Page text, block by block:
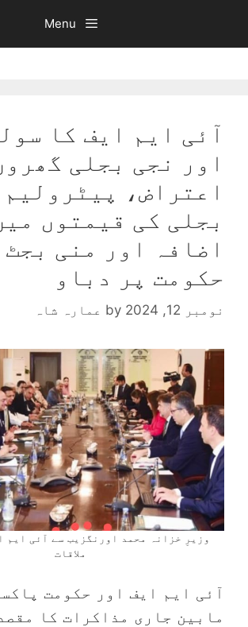
content
Menu
آئی ایم ایف کا
اور نجی بجلی
اعتراض، پیٹرولیم
بجلی کی قیمتوں
اضافہ اور منی بجٹ
حکومت پر دباو
نومبر 12, 2024 by عمارہ شاہ
وزیرِ خزانہ محمد اورنگزیب سے آئی ایم
ملاقات
آئی ایم ایف اور حکومت
مابین جاری مذاکرات کا